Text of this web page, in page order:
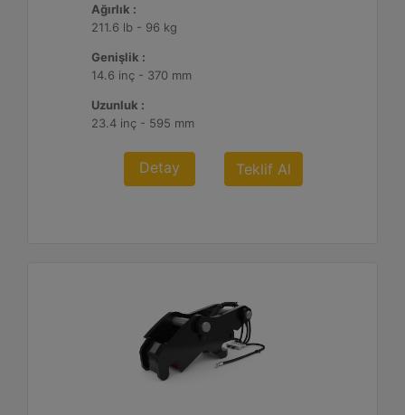
Ağırlık :
211.6 lb - 96 kg
Genişlik :
14.6 inç - 370 mm
Uzunluk :
23.4 inç - 595 mm
Detay Teklif Al